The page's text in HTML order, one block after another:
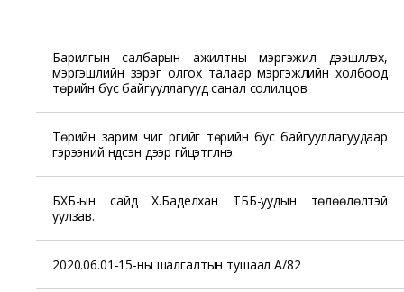
Барилгын салбарын ажилтны мэргэжил дээшлүүлэх,
мэргэшлийн зэрэг олгох талаар мэргэжлийн холбоод
төрийн бус байгууллагууд санал солилцов
Төрийн зарим чиг үүргийг төрийн бус байгууллагуудаар
гэрээний үндсэн дээр гүйцэтгүүлнэ.
БХБ-ын сайд Х.Баделхан ТББ-уудын төлөөлөлтэй
уулзав.
2020.06.01-15-ны шалгалтын тушаал А/82